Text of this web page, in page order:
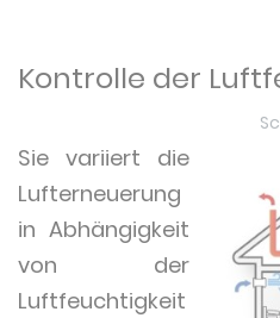
Kontrolle der
Sie variiert die
Lufterneuerung
in Abhängigkeit
von der
Luftfeuchtigkeit